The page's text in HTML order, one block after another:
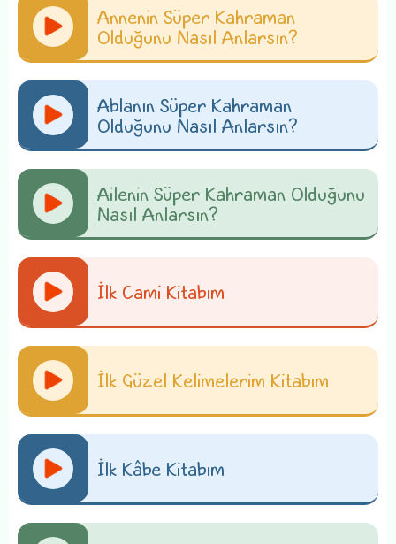
Annenin Süper Kahraman
Olduğunu Nasıl Anlarsın?
Ablanın Süper Kahraman
Olduğunu Nasıl Anlarsın?
Ailenin Süper Kahraman Olduğunu
Nasıl Anlarsın?
İlk Cami Kitabım
İlk Güzel Kelimelerim Kitabım
İlk Kâbe Kitabım